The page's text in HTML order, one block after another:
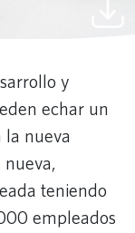
y
echar un
la nueva
teniendo
empleados